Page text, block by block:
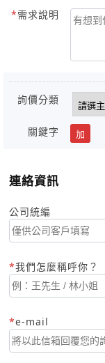
需求說明
詢價分類
關鍵字 加
連絡資訊
公司統編
我們怎麼稱呼你？
e-mail